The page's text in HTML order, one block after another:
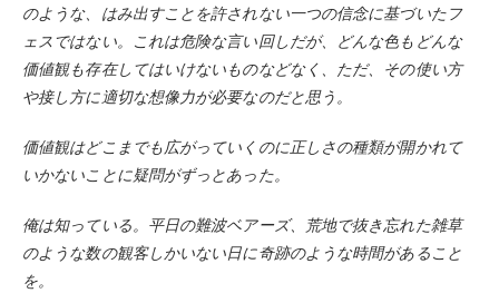
のような、はみ出すことを許されない一つの信念に基づいたフ
ェスではない。これは危険な言い回しだが、どんな色もどんな
価値観も存在してはいけないものなどなく、ただ、その使い方
や接し方に適切な想像力が必要なのだと思う。
価値観はどこまでも広がっていくのに正しさの種類が開かれて
いかないことに疑問がずっとあった。
俺は知っている。平日の難波ベアーズ、荒地で抜き忘れた雑草
のような数の観客しかいない日に奇跡のような時間があること
を。